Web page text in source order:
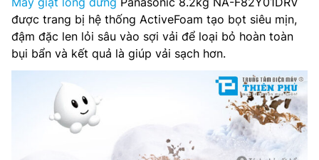
được trang bị hệ thống ActiveFoam tạo bọt siêu mịn,
đậm đặc len lỏi sâu vào sợi vải để loại bỏ hoàn toàn
bụi bẩn và kết quả là giúp vải sạch hơn.